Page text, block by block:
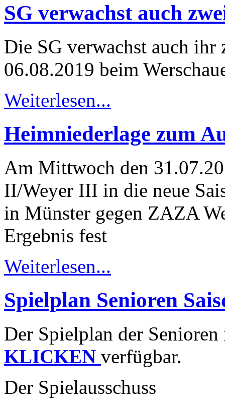
SG verwachst auch
Die SG verwachst auch ihr
06.08.2019 beim
Weiterlesen...
Heimniederlage zum
Am Mittwoch den
II/Weyer III in die neue
in Münster gegen ZAZA
Ergebnis fest
Weiterlesen...
Spielplan Senioren
Der Spielplan der
KLICKEN verfügbar.
Der Spielausschuss